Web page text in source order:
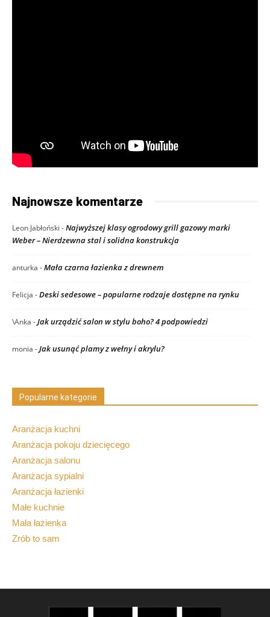
Najnowsze komentarze
Leon Jabłoński -Najwyższej klasy ogrodowy grill gazowy marki
Weber – Nierdzewna stal i solidna konstrukcja
anturka -Mała czarna łazienka z drewnem
Felicja -Deski sedesowe – popularne rodzaje dostępne na rynku
\Anka -Jak urządzić salon w stylu boho? 4 podpowiedzi
monia -Jak usunąć plamy z wełny i akrylu?
Popularne kategorie
Aranżacja kuchni
Aranżacja pokoju dziecięcego
Aranżacja salonu
Aranżacja sypialni
Aranżacja łazienki
Małe kuchnie
Mała łazienka
Zrób to sam